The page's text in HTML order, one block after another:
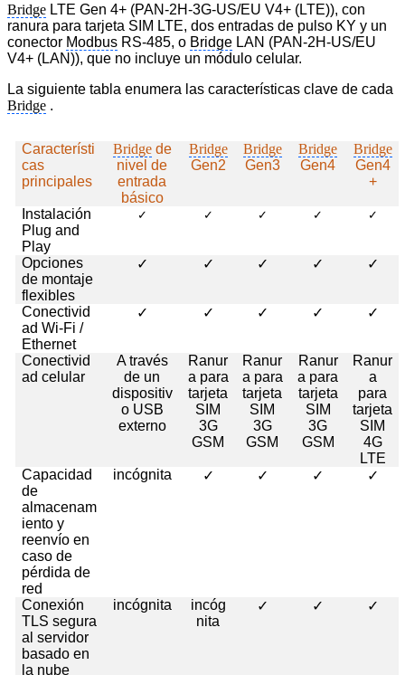
Bridge LTE Gen 4+ (PAN-2H-3G-US/EU V4+ (LTE)), con
ranura para tarjeta SIM LTE, dos entradas de pulso KY y un
conector Modbus RS-485, o Bridge LAN (PAN-2H-US/EU
V4+ (LAN)), que no incluye un módulo celular.
La siguiente tabla enumera las características clave de cada
Bridge .
Característi
cas
principales
Bridge de
nivel de
entrada
básico
Bridge
Gen2
Bridge
Gen3
Bridge
Gen4
Bridge
Gen4
+
Instalación
Plug and
Play
✓ ✓ ✓ ✓ ✓
Opciones
de montaje
flexibles
✓ ✓ ✓ ✓ ✓
Conectivid
ad Wi-Fi /
Ethernet
✓ ✓ ✓ ✓ ✓
Conectivid
ad celular
A través
de un
dispositiv
o USB
externo
Ranur
a para
tarjeta
SIM
3G
GSM
Ranur
a para
tarjeta
SIM
3G
GSM
Ranur
a para
tarjeta
SIM
3G
GSM
Ranur
a
para
tarjeta
SIM
4G
LTE
Capacidad
de
almacenam
iento y
reenvío en
caso de
pérdida de
red
incógnita ✓ ✓ ✓ ✓
Conexión
TLS segura
al servidor
basado en
la nube
incógnita
incóg
nita
✓ ✓ ✓